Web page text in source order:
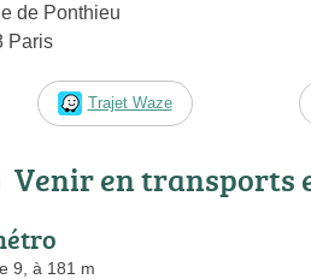
de Ponthieu
Paris
Trajet Waze
Venir en transports
9, à 181 m